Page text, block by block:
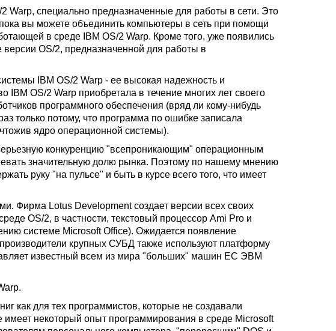
специально предназначенные для работы в сети. Это
вы можете объединить компьютеры в сеть при помощи
в среде IBM OS/2 Warp. Кроме того, уже появились
OS/2, предназначенной для работы в
IBM OS/2 Warp - ее высокая надежность и
IBM OS/2 Warp приобретала в течение многих лет своего
программного обеспечения (вряд ли кому-нибудь
только потому, что программа по ошибке записала
ядро операционной системы).
конкуренцию "всепроникающим" операционным
значительную долю рынка. Поэтому по нашему мнению
руку "на пульсе" и быть в курсе всего того, что имеет
Фирма Lotus Development создает версии всех своих
OS/2, в частности, текстовый процессор Ami Pro и
системе Microsoft Office). Ожидается появление
крупных СУБД также используют платформу
известный всем из мира "больших" машин ЕС ЭВМ
как для тех программистов, которые не создавали
имеет некоторый опыт программирования в среде Microsoft